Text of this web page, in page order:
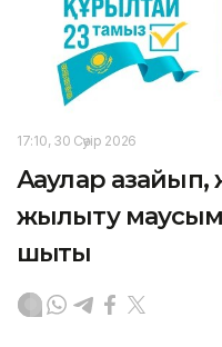
17:10, 30 Сәуір 2026
Ақаулар азайып,
жылыту
шықты